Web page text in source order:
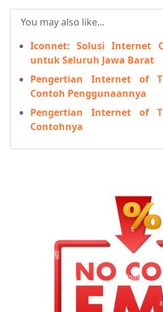
You may also like...
Iconnet: Solusi Internet
untuk Seluruh Jawa Barat
Pengertian Internet of
Contoh Penggunaannya
Pengertian Internet of
Contohnya